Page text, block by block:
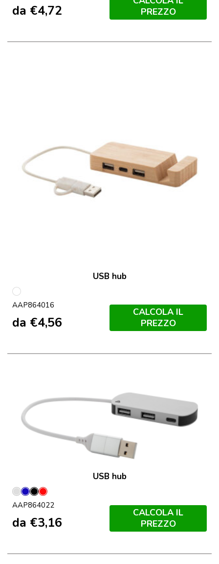
da €4,72
PREZZO
USB hub
multicolore
AAP864016
da €4,56
CALCOLA IL
PREZZO
USB hub
Argento
BluNeroRosso
AAP864022
da €3,16
CALCOLA IL
PREZZO